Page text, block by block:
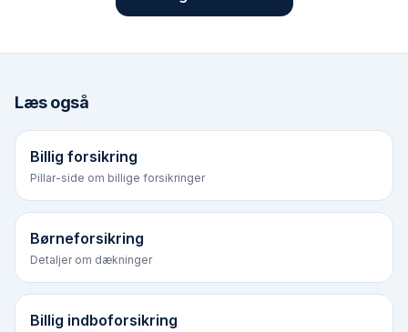
Læs også
Billig forsikring
Pillar-side om billige forsikringer
Børneforsikring
Detaljer om dækninger
Billig indboforsikring